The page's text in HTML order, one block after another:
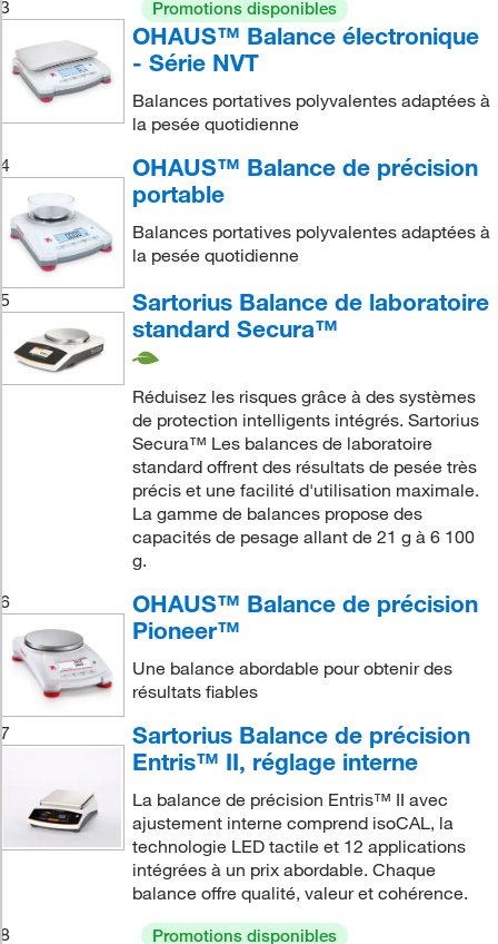
3
Promotions disponibles
OHAUS™ Balance électronique
- Série NVT
Balances portatives polyvalentes adaptées à
la pesée quotidienne
4
OHAUS™ Balance de précision
portable
Balances portatives polyvalentes adaptées à
la pesée quotidienne
5
Sartorius Balance de laboratoire
standard Secura™
Réduisez les risques grâce à des systèmes
de protection intelligents intégrés. Sartorius
Secura™ Les balances de laboratoire
standard offrent des résultats de pesée très
précis et une facilité d'utilisation maximale.
La gamme de balances propose des
capacités de pesage allant de 21 g à 6 100
g.
6
OHAUS™ Balance de précision
Pioneer™
Une balance abordable pour obtenir des
résultats fiables
7
Sartorius Balance de précision
Entris™ II, réglage interne
La balance de précision Entris™ II avec
ajustement interne comprend isoCAL, la
technologie LED tactile et 12 applications
intégrées à un prix abordable. Chaque
balance offre qualité, valeur et cohérence.
8
Promotions disponibles